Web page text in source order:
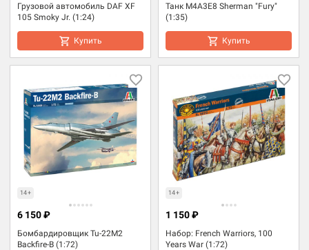
Грузовой автомобиль DAF XF
105 Smoky Jr. (1:24)
Купить
Танк M4A3E8 Sherman "Fury"
(1:35)
Купить
14+
Бомбардировщик Tu-22M2
Backfire-B (1:72)
6 150 ₽
14+
Набор: French Warriors, 100
Years War (1:72)
1 150 ₽